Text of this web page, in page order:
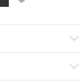
de energía